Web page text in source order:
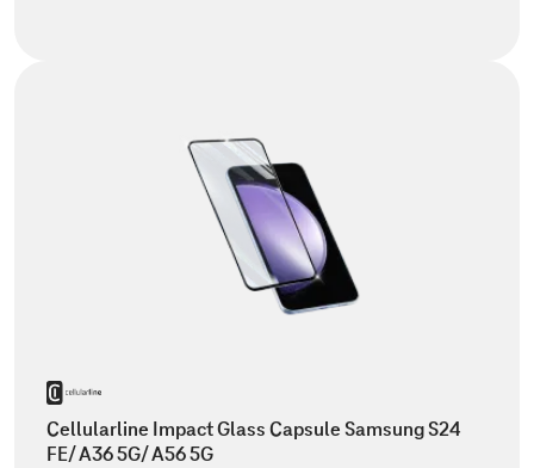
Cellularline Impact Glass Capsule Samsung S24
FE/ A36 5G/ A56 5G